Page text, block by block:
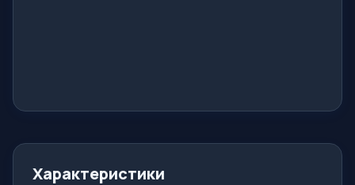
Характеристики